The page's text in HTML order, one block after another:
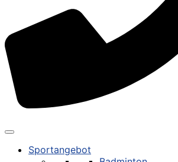
Sportangebot